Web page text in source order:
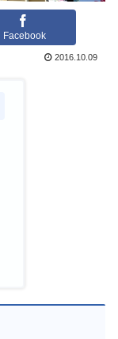
Facebook
2016.10.09